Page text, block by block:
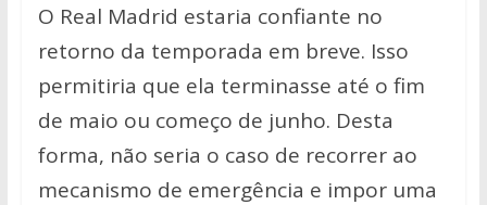
O Real Madrid estaria confiante no
retorno da temporada em breve. Isso
permitiria que ela terminasse até o fim
de maio ou começo de junho. Desta
forma, não seria o caso de recorrer ao
mecanismo de emergência e impor uma